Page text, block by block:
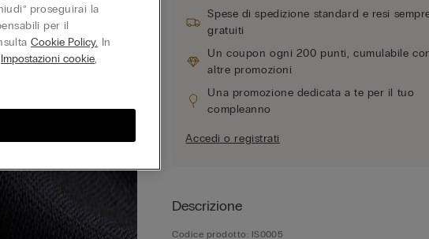
Spese di spedizione standard e resi
gratuiti
Un coupon ogni 200 punti, cumulabile
altre promozioni
Una promozione dedicata a te per il tuo
compleanno
Accedi o registrati
Descrizione
Codice prodotto: IS0005
proseguirai la
per il
Cookie Policy. In
Impostazioni cookie,